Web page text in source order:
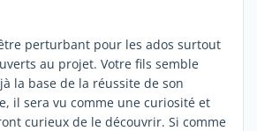
perturbant pour les ados surtout
au projet. Votre fils semble
la base de la réussite de son
il sera vu comme une curiosité et
curieux de le découvrir. Si comme